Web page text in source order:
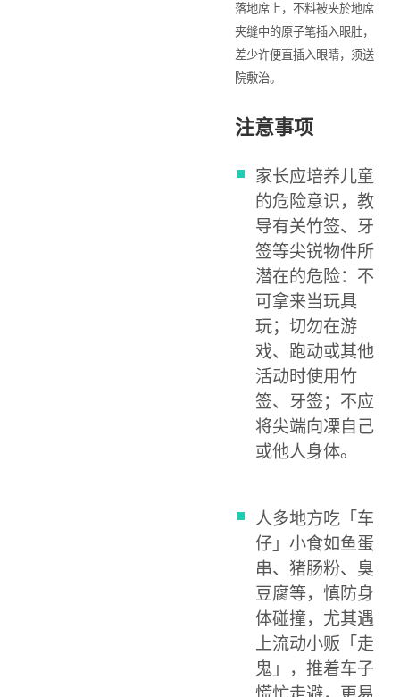
落地席上，不料被夹於地席
夹缝中的原子笔插入眼肚，
差少许便直插入眼睛，须送
院敷治。
注意事项
家长应培养儿童
的危险意识，教
导有关竹签、牙
签等尖锐物件所
潜在的危险：不
可拿来当玩具
玩；切勿在游
戏、跑动或其他
活动时使用竹
签、牙签；不应
将尖端向凓自己
或他人身体。
人多地方吃「车
仔」小食如鱼蛋
串、猪肠粉、臭
豆腐等，慎防身
体碰撞，尤其遇
上流动小贩「走
鬼」，推着车子